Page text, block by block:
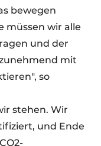
bewegen
müssen wir alle
und der
mit
so
stehen. Wir
und Ende